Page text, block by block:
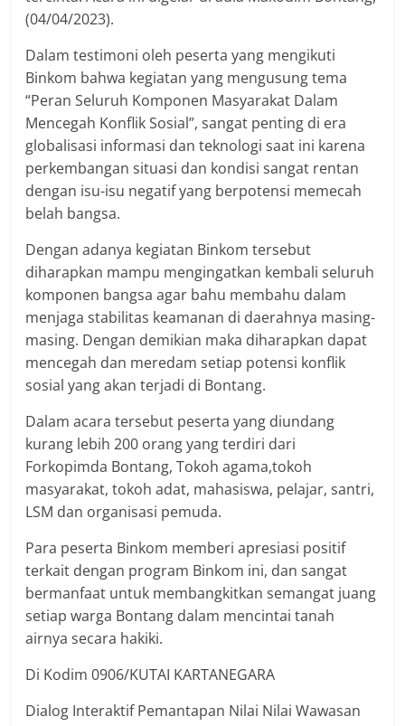
(04/04/2023).
Dalam testimoni oleh peserta yang mengikuti
Binkom bahwa kegiatan yang mengusung tema
“Peran Seluruh Komponen Masyarakat Dalam
Mencegah Konflik Sosial”, sangat penting di era
globalisasi informasi dan teknologi saat ini karena
perkembangan situasi dan kondisi sangat rentan
dengan isu-isu negatif yang berpotensi memecah
belah bangsa.
Dengan adanya kegiatan Binkom tersebut
diharapkan mampu mengingatkan kembali seluruh
komponen bangsa agar bahu membahu dalam
menjaga stabilitas keamanan di daerahnya masing-
masing. Dengan demikian maka diharapkan dapat
mencegah dan meredam setiap potensi konflik
sosial yang akan terjadi di Bontang.
Dalam acara tersebut peserta yang diundang
kurang lebih 200 orang yang terdiri dari
Forkopimda Bontang, Tokoh agama,tokoh
masyarakat, tokoh adat, mahasiswa, pelajar, santri,
LSM dan organisasi pemuda.
Para peserta Binkom memberi apresiasi positif
terkait dengan program Binkom ini, dan sangat
bermanfaat untuk membangkitkan semangat juang
setiap warga Bontang dalam mencintai tanah
airnya secara hakiki.
Di Kodim 0906/KUTAI KARTANEGARA
Dialog Interaktif Pemantapan Nilai Nilai Wawasan